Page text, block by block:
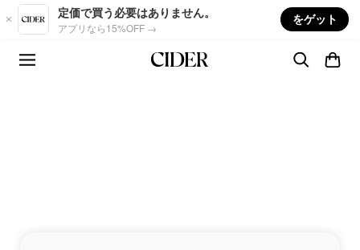
Skip to main content
定価で買う必要はありません。
アプリなら15%OFF →
をゲット